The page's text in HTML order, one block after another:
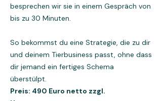
besprechen wir sie in einem Gespräch von
bis zu 30 Minuten.
So bekommst du eine Strategie, die zu dir
und deinem Tierbusiness passt, ohne dass
dir jemand ein fertiges Schema
überstülpt.
Preis: 490 Euro netto zzgl.